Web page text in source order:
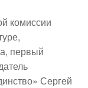
комиссии
первый
Сергей